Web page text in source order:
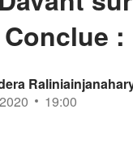
19:00